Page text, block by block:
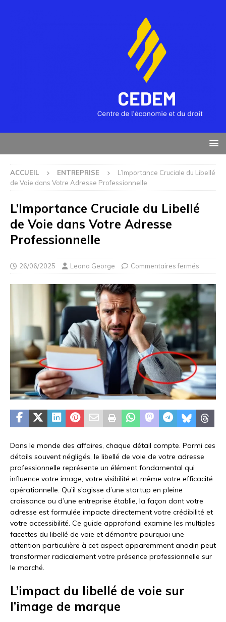
ACCUEIL ENTREPRISE
L’Importance Cruciale du Libellé
de Voie dans Votre Adresse Professionnelle
L’Importance Cruciale du Libellé
de Voie dans Votre Adresse
Professionnelle
26/06/2025 Leona George Commentaires fermés
Dans le monde des affaires, chaque détail compte. Parmi ces
détails souvent négligés, le libellé de voie de votre adresse
professionnelle représente un élément fondamental qui
influence votre image, votre visibilité et même votre efficacité
opérationnelle. Qu’il s’agisse d’une startup en pleine
croissance ou d’une entreprise établie, la façon dont votre
adresse est formulée impacte directement votre crédibilité et
votre accessibilité. Ce guide approfondi examine les multiples
facettes du libellé de voie et démontre pourquoi une
attention particulière à cet aspect apparemment anodin peut
transformer radicalement votre présence professionnelle sur
le marché.
L’impact du libellé de voie sur
l’image de marque